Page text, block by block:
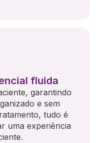
fluida
garantindo
e sem
tudo é
uma experiência